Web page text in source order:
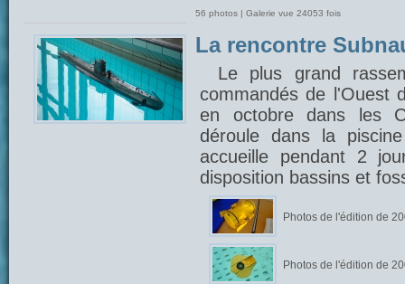
56 photos | Galerie vue 24053 fois
La rencontre
Le plus grand
commandés de l'Ouest
en octobre dans les
déroule dans la
accueille pendant 2
disposition bassins et
Photos de l'édition de
Photos de l'édition de